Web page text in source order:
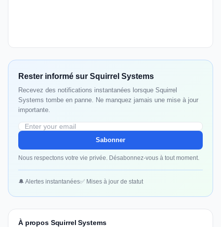
Rester informé sur Squirrel Systems
Recevez des notifications instantanées lorsque Squirrel
Systems tombe en panne. Ne manquez jamais une mise à jour
importante.
Sabonner
Nous respectons votre vie privée. Désabonnez-vous à tout moment.
🔔 Alertes instantanées✅ Mises à jour de statut
À propos Squirrel Systems